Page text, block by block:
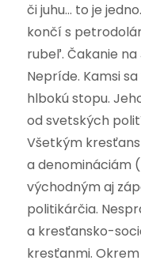
či juhu… to je
končí s
rubeľ. Čakanie
Nepríde. Kamsi
hlbokú stopu.
od svetských
Všetkým
a denomináciám
východným aj
politikárčia.
a kresťansko-
kresťanmi.